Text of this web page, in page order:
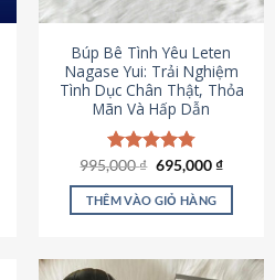
Búp Bê Tình Yêu Leten
Nagase Yui: Trải Nghiệm
Tình Dục Chân Thật, Thỏa
Mãn Và Hấp Dẫn
Được xếp
hạng4.80
5 sao
995,000₫ Giá
là:
995,000 ₫.
695,000₫Giá
tại
THÊM VÀO GIỎ HÀNG